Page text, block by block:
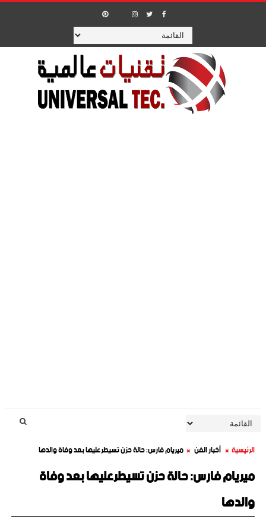
الرئيسية أخبار الفن ميريام فارس: حالة حزن تسيطرعليها بعد وفاة والدها
ميريام فارس: حالة حزن تسيطرعليها بعد وفاة
والدها